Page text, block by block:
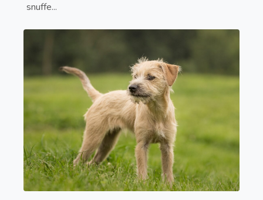
snuffe...